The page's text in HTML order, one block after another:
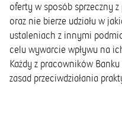
oferty w sposób sprzeczny
oraz nie bierze udziału w
ustaleniach z innymi
celu wywarcie wpływu na
Każdy z pracowników
zasad przeciwdziałania